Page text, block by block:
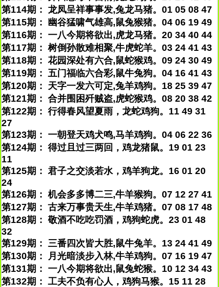
第114期： 龙凤呈祥事事发,兔龙马猪。01 05 08 47
第115期： 幽谷猛啸气雄高,鼠兔猴猪。04 06 19 49
第116期： 一八今期将欲出,虎龙马猪。20 34 40 44
第117期： 树倒孙散难相聚,牛虎蛇羊。03 24 41 43
第118期： 花园深处有六合,鼠蛇猴鸡。09 24 30 49
第119期： 五门福临六合彩,鼠牛兔狗。04 16 41 43
第120期： 天字一发六可定,兔羊鸡狗。18 25 39 47
第121期： 合并围困歼贼盗,虎蛇猴鸡。08 20 38 42
第122期： 行得春风望夏雨，龙蛇鸡狗。11 49 31
27
第123期： 一朝登天鸡犬鸣,马羊鸡狗。04 06 22 36
第124期： 得过且过三两回，鸡龙猪鼠。19 01 23
11
第125期： 君子之交淡若水，鸡羊狗龙。16 01 20
24
第126期： 机会多多博二三,牛羊猴狗。07 12 27 41
第127期： 古来万事贵天生,牛羊鸡猪。07 08 17 48
第128期： 敬酒不吃吃罚酒，鸡狗蛇虎。23 01 48
32
第129期： 三番四次皆大胜,鼠牛兔羊。13 24 41 49
第130期： 月光暗淡步入林,牛羊鸡狗。07 16 19 47
第131期： 一八今期将欲出,鼠兔蛇猴。10 12 34 43
第132期： 工夫不负有心人，鸡狗马猴。15 11 28